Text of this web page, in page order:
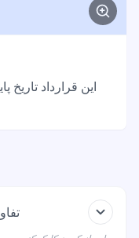
این قرارداد